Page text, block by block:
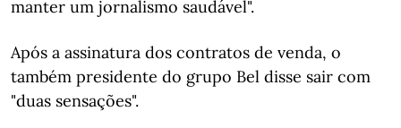
manter um jornalismo saudável".
Após a assinatura dos contratos de venda, o
também presidente do grupo Bel disse sair com
"duas sensações".